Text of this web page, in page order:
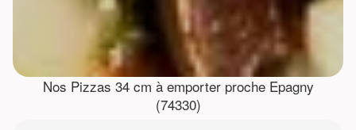
Nos Pizzas 34 cm à emporter proche Epagny
(74330)